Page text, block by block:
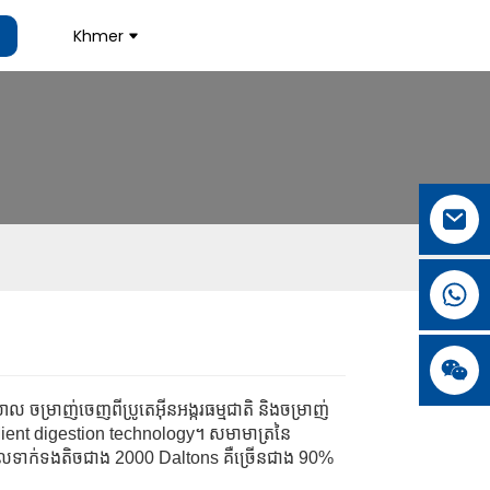
Khmer
ចម្រាញ់ចេញពីប្រូតេអ៊ីនអង្ករធម្មជាតិ និងចម្រាញ់
digestion technology។ សមាមាត្រនៃ
ាក់ទងតិចជាង 2000 Daltons គឺច្រើនជាង 90%